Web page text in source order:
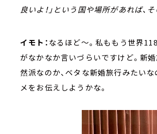
良いよ！」という国や場所があれば、
イモト： なるほど～。私ももう世界
がなかなか言いづらいですけど。新
然派なのか、ベタな新婚旅行みたい
メをお伝えしようかな。